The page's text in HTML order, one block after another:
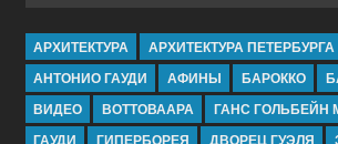
АРХИТЕКТУРА
АРХИТЕКТУРА ПЕТЕРБУРГА
АНТОНИО ГАУДИ
АФИНЫ БАРОККО
ВИДЕО
ВОТТОВААРА
ГАНС ГОЛЬБЕЙН
ГАУДИ
ГИПЕРБОРЕЯ ДВОРЕЦ ГУЭЛЯ